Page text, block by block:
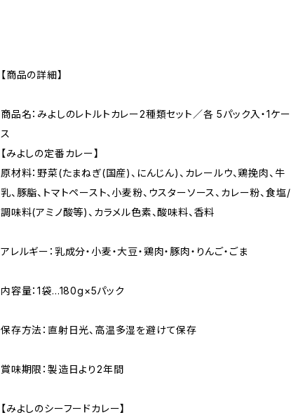
【商品の詳細】
商品名：みよしのレトルトカレー2種類セット／各 5パック入・1ケー
ス
【みよしの定番カレー】
原材料：野菜(たまねぎ(国産)、にんじん)、カレールウ、鶏挽肉、牛
乳、豚脂、トマトペースト、小麦粉、ウスターソース、カレー粉、食塩/
調味料(アミノ酸等)、カラメル色素、酸味料、香料
アレルギー：乳成分・小麦・大豆・鶏肉・豚肉・りんご・ごま
内容量：1袋…180g×5パック
保存方法：直射日光、高温多湿を避けて保存
賞味期限：製造日より2年間
【みよしのシーフードカレー】